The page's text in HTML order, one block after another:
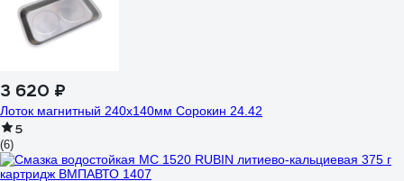
3 620 ₽
Лоток магнитный 240х140мм Сорокин 24.42
5
(6)